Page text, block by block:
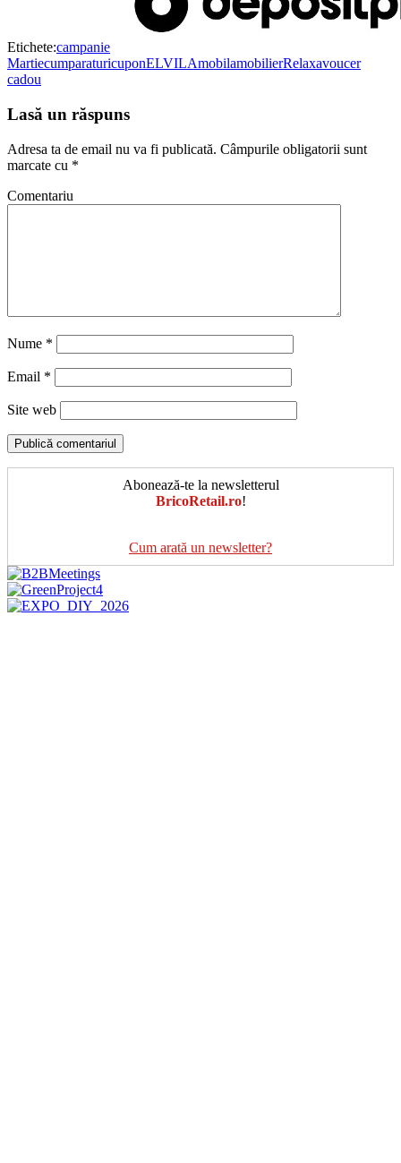
Etichete:campanie
MartiecumparaturicuponELVILAmobilamobilierRelaxavoucer
cadou
Lasă un răspuns
Adresa ta de email nu va fi publicată. Câmpurile obligatorii sunt
marcate cu *
Comentariu
Nume *
Email *
Site web
Abonează-te la newsletterul
BricoRetail.ro!
Cum arată un newsletter?